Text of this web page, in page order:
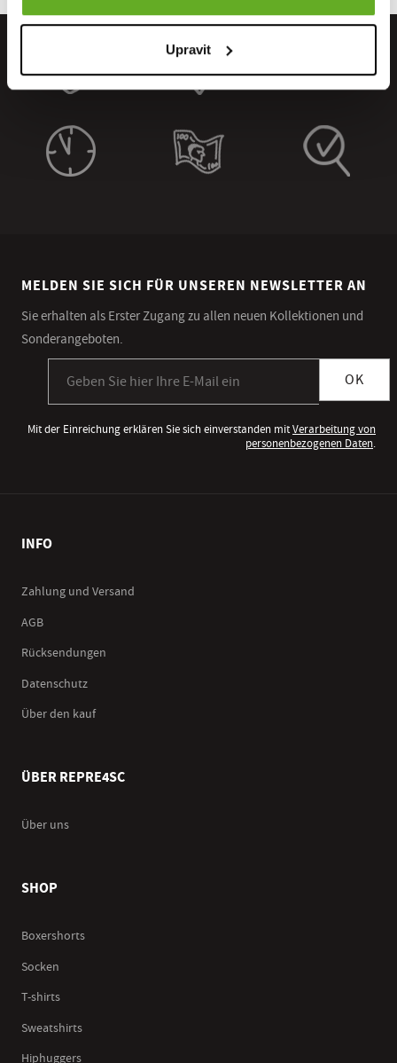
Upravit
MELDEN SIE SICH FÜR UNSEREN NEWSLETTER AN
Sie erhalten als Erster Zugang zu allen neuen Kollektionen und
Sonderangeboten.
OK
Mit der Einreichung erklären Sie sich einverstanden mitVerarbeitung von
personenbezogenen Daten.
INFO
Zahlung und Versand
AGB
Rücksendungen
Datenschutz
Über den kauf
ÜBER REPRE4SC
Über uns
SHOP
Boxershorts
Socken
T-shirts
Sweatshirts
Hiphuggers